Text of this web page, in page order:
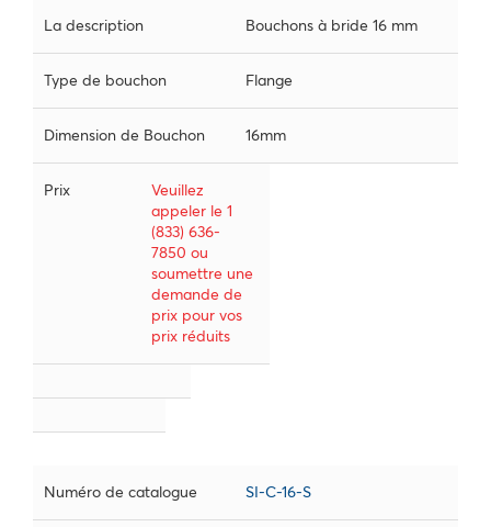
La description Bouchons à bride 16 mm
Type de bouchon Flange
Dimension de Bouchon 16mm
Prix
Veuillez
appeler le 1
(833) 636-
7850 ou
soumettre une
demande de
prix pour vos
prix réduits
Numéro de catalogue SI-C-16-S